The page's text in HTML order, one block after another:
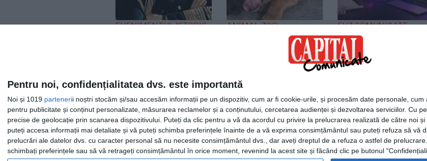
Pentru noi, confidențialitatea dvs. este importantă
Noi și 1019 partenerii noștri stocăm și/sau accesăm informații pe un dispozitiv, cum ar fi cookie-urile, și procesăm date personale,
pentru publicitate și conținut personalizate, măsurarea reclamelor și a conținutului, cercetarea audienței și dezvoltarea serviciilor. Cu
precise de geolocație prin scanarea dispozitivului. Puteți da clic pentru a vă da acordul cu privire la prelucrarea realizată de către noi
puteți accesa informații mai detaliate și vă puteți schimba preferințele înainte de a vă exprima consimțământul sau puteți refuza să vă
prelucrări ale datelor dvs. cu caracter personal să nu necesite consimțământul dvs., dar aveți dreptul de a refuza o astfel de
schimbați preferințele sau să vă retrageți consimțământul în orice moment, revenind la acest site și făcând clic pe butonul
EVENIMENTUL ISTORIC
Regele Mihai după
expulzarea de pe
Otopeni
ANIMAL ZOO
O viață așteaptă un
miracol! Cățelușa care
s-a refugiat într-un
colț așteptând
sfârșitul
EVZ COMUNICATE
Agentia Plum Media
lansează un ghid
practic pentru
vor să intre în
comerțul electronic